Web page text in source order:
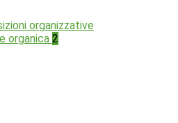
organizzative
organica 2